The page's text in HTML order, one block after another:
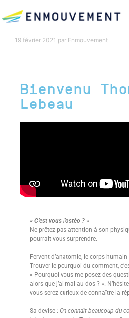
19 février 2021 par Enmouvement
Bienvenu
Lebeau
« C’est vous l’ostéo ? »
Ne prêtez pas attention à son
pourrait vous surprendre.
Fervent d’anatomie, le corps
Trouver le pourquoi du comment,
« Pourquoi vous me posez des
alors que j’ai mal au dos ? ».
vous serez curieux de connaître la
Sa devise : On connaît beaucoup du